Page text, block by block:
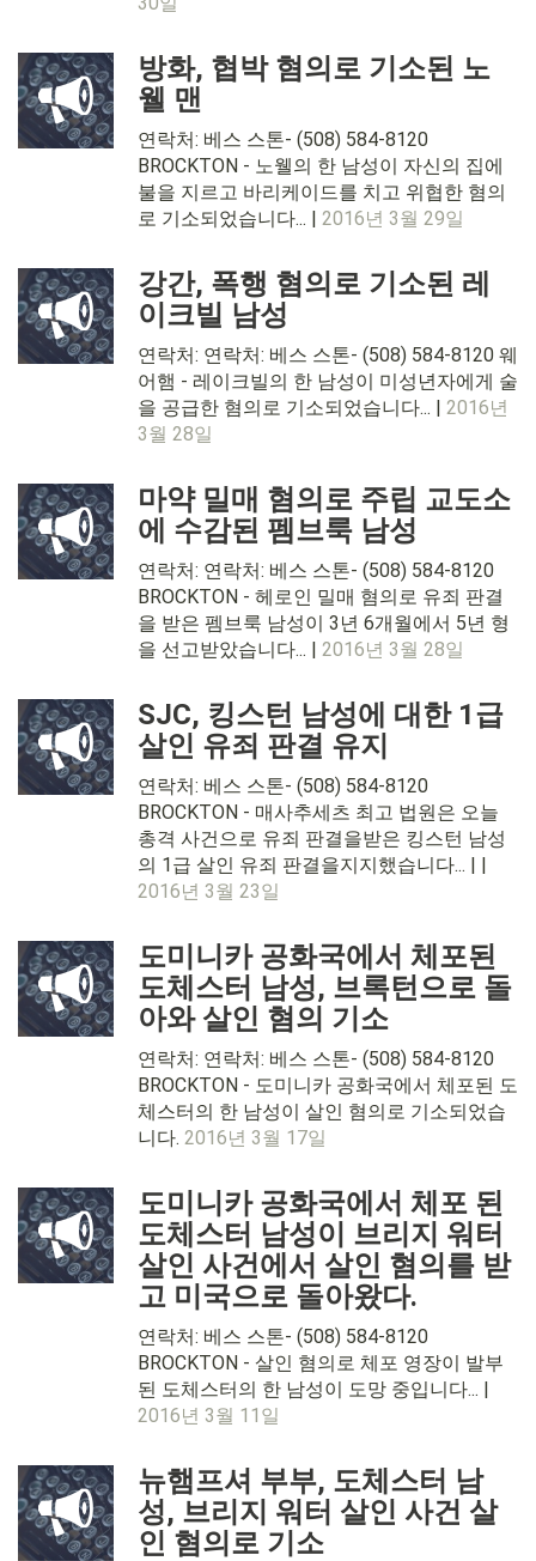
방화, 협박 혐의로 기소된 노
웰 맨
연락처: 베스 스톤- (508) 584-8120
BROCKTON - 노웰의 한 남성이 자신의 집에
불을 지르고 바리케이드를 치고 위협한 혐의
로 기소되었습니다... | 2016년 3월 29일
강간, 폭행 혐의로 기소된 레
이크빌 남성
연락처: 연락처: 베스 스톤- (508) 584-8120 웨
어햄 - 레이크빌의 한 남성이 미성년자에게 술
을 공급한 혐의로 기소되었습니다... | 2016년
3월 28일
마약 밀매 혐의로 주립 교도소
에 수감된 펨브룩 남성
연락처: 연락처: 베스 스톤- (508) 584-8120
BROCKTON - 헤로인 밀매 혐의로 유죄 판결
을 받은 펨브룩 남성이 3년 6개월에서 5년 형
을 선고받았습니다... | 2016년 3월 28일
SJC, 킹스턴 남성에 대한 1급
살인 유죄 판결 유지
연락처: 베스 스톤- (508) 584-8120
BROCKTON - 매사추세츠 최고 법원은 오늘
총격 사건으로 유죄 판결을받은 킹스턴 남성
의 1급 살인 유죄 판결을지지했습니다... | |
2016년 3월 23일
도미니카 공화국에서 체포된
도체스터 남성, 브록턴으로 돌
아와 살인 혐의 기소
연락처: 연락처: 베스 스톤- (508) 584-8120
BROCKTON - 도미니카 공화국에서 체포된 도
체스터의 한 남성이 살인 혐의로 기소되었습
니다. 2016년 3월 17일
도미니카 공화국에서 체포 된
도체스터 남성이 브리지 워터
살인 사건에서 살인 혐의를 받
고 미국으로 돌아왔다.
연락처: 베스 스톤- (508) 584-8120
BROCKTON - 살인 혐의로 체포 영장이 발부
된 도체스터의 한 남성이 도망 중입니다... |
2016년 3월 11일
뉴햄프셔 부부, 도체스터 남
성, 브리지 워터 살인 사건 살
인 혐의로 기소